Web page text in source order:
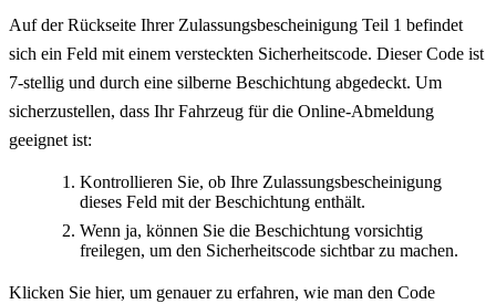
Auf der Rückseite Ihrer Zulassungsbescheinigung Teil 1 befindet
sich ein Feld mit einem versteckten Sicherheitscode. Dieser Code ist
7-stellig und durch eine silberne Beschichtung abgedeckt. Um
sicherzustellen, dass Ihr Fahrzeug für die Online-Abmeldung
geeignet ist:
Kontrollieren Sie, ob Ihre Zulassungsbescheinigung
dieses Feld mit der Beschichtung enthält.
Wenn ja, können Sie die Beschichtung vorsichtig
freilegen, um den Sicherheitscode sichtbar zu machen.
Klicken Sie hier, um genauer zu erfahren, wie man den Code